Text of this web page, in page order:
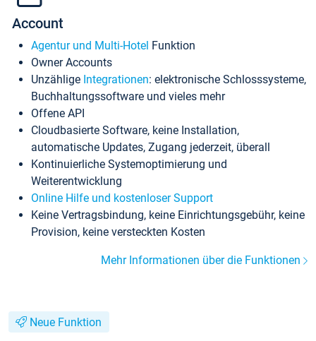
Account
Agentur und Multi-Hotel Funktion
Owner Accounts
Unzählige Integrationen: elektronische Schlosssysteme,
Buchhaltungssoftware und vieles mehr
Offene API
Cloudbasierte Software, keine Installation,
automatische Updates, Zugang jederzeit, überall
Kontinuierliche Systemoptimierung und
Weiterentwicklung
Online Hilfe und kostenloser Support
Keine Vertragsbindung, keine Einrichtungsgebühr, keine
Provision, keine versteckten Kosten
Mehr Informationen über die Funktionen
Neue Funktion